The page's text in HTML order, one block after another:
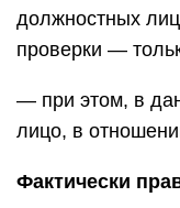
должностных
проверки —
— при этом, в
лицо, в
Фактически